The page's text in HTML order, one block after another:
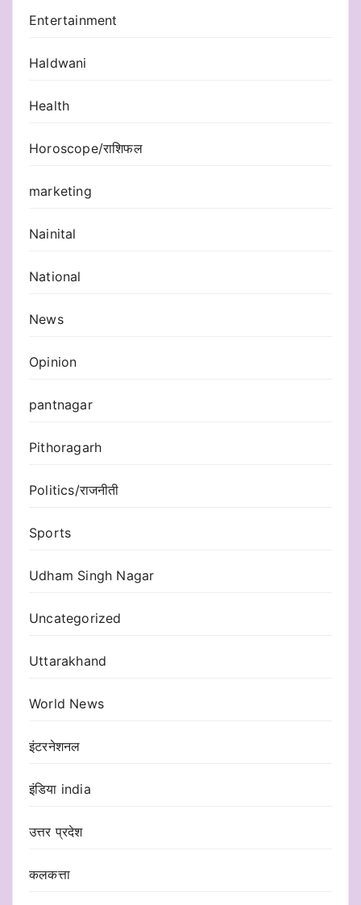
Entertainment
Haldwani
Health
Horoscope/राशिफल
marketing
Nainital
National
News
Opinion
pantnagar
Pithoragarh
Politics/राजनीती
Sports
Udham Singh Nagar
Uncategorized
Uttarakhand
World News
इंटरनेशनल
इंडिया india
उत्तर प्रदेश
कलकत्ता